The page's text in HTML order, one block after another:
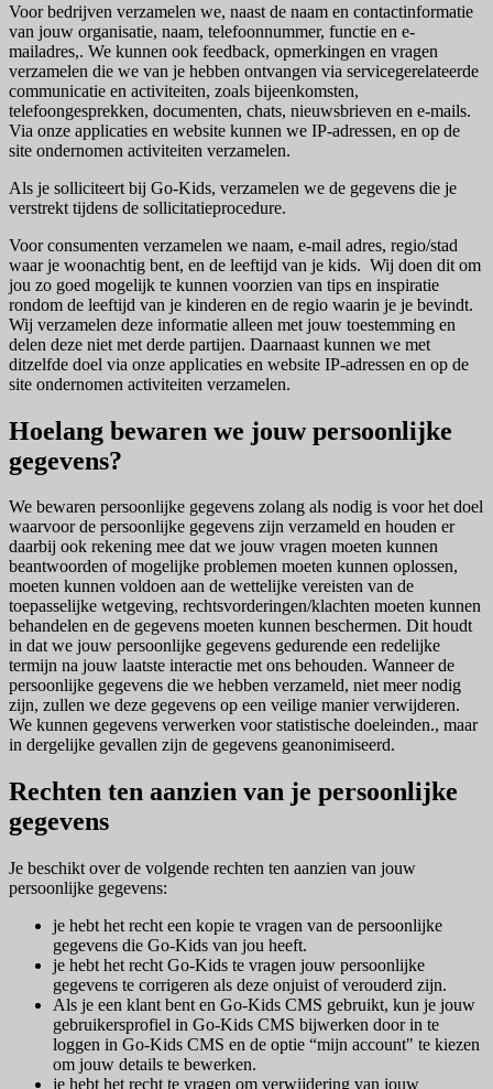
Voor bedrijven verzamelen we, naast de naam en contactinformatie
van jouw organisatie, naam, telefoonnummer, functie en e-
mailadres,. We kunnen ook feedback, opmerkingen en vragen
verzamelen die we van je hebben ontvangen via servicegerelateerde
communicatie en activiteiten, zoals bijeenkomsten,
telefoongesprekken, documenten, chats, nieuwsbrieven en e-mails.
Via onze applicaties en website kunnen we IP-adressen, en op de
site ondernomen activiteiten verzamelen.
Als je solliciteert bij Go-Kids, verzamelen we de gegevens die je
verstrekt tijdens de sollicitatieprocedure.
Voor consumenten verzamelen we naam, e-mail adres, regio/stad
waar je woonachtig bent, en de leeftijd van je kids. Wij doen dit om
jou zo goed mogelijk te kunnen voorzien van tips en inspiratie
rondom de leeftijd van je kinderen en de regio waarin je je bevindt.
Wij verzamelen deze informatie alleen met jouw toestemming en
delen deze niet met derde partijen. Daarnaast kunnen we met
ditzelfde doel via onze applicaties en website IP-adressen en op de
site ondernomen activiteiten verzamelen.
Hoelang bewaren we jouw persoonlijke
gegevens?
We bewaren persoonlijke gegevens zolang als nodig is voor het doel
waarvoor de persoonlijke gegevens zijn verzameld en houden er
daarbij ook rekening mee dat we jouw vragen moeten kunnen
beantwoorden of mogelijke problemen moeten kunnen oplossen,
moeten kunnen voldoen aan de wettelijke vereisten van de
toepasselijke wetgeving, rechtsvorderingen/klachten moeten kunnen
behandelen en de gegevens moeten kunnen beschermen. Dit houdt
in dat we jouw persoonlijke gegevens gedurende een redelijke
termijn na jouw laatste interactie met ons behouden. Wanneer de
persoonlijke gegevens die we hebben verzameld, niet meer nodig
zijn, zullen we deze gegevens op een veilige manier verwijderen.
We kunnen gegevens verwerken voor statistische doeleinden., maar
in dergelijke gevallen zijn de gegevens geanonimiseerd.
Rechten ten aanzien van je persoonlijke
gegevens
Je beschikt over de volgende rechten ten aanzien van jouw
persoonlijke gegevens:
je hebt het recht een kopie te vragen van de persoonlijke
gegevens die Go-Kids van jou heeft.
je hebt het recht Go-Kids te vragen jouw persoonlijke
gegevens te corrigeren als deze onjuist of verouderd zijn.
Als je een klant bent en Go-Kids CMS gebruikt, kun je jouw
gebruikersprofiel in Go-Kids CMS bijwerken door in te
loggen in Go-Kids CMS en de optie “mijn account" te kiezen
om jouw details te bewerken.
je hebt het recht te vragen om verwijdering van jouw